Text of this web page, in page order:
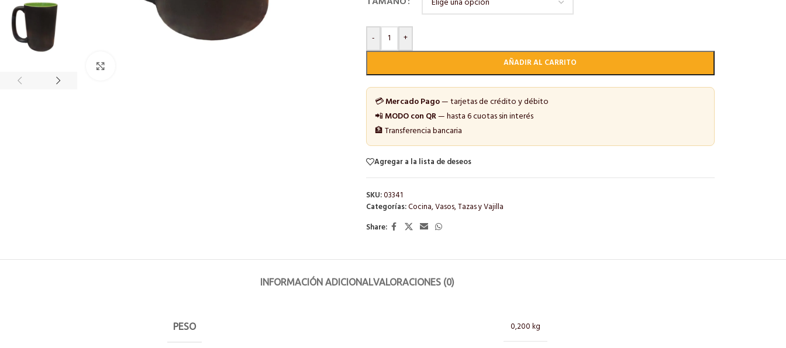
-
+
AÑADIR AL CARRITO
💳Mercado Pago— tarjetas de crédito y débito
📲MODO con QR— hasta 6 cuotas sin interés
🏦 Transferencia bancaria
Agregar a la lista de deseos
SKU:03341
Categorías:Cocina,Vasos, Tazas y Vajilla
Share:
INFORMACIÓN ADICIONALVALORACIONES (0)
PESO 0,200 kg